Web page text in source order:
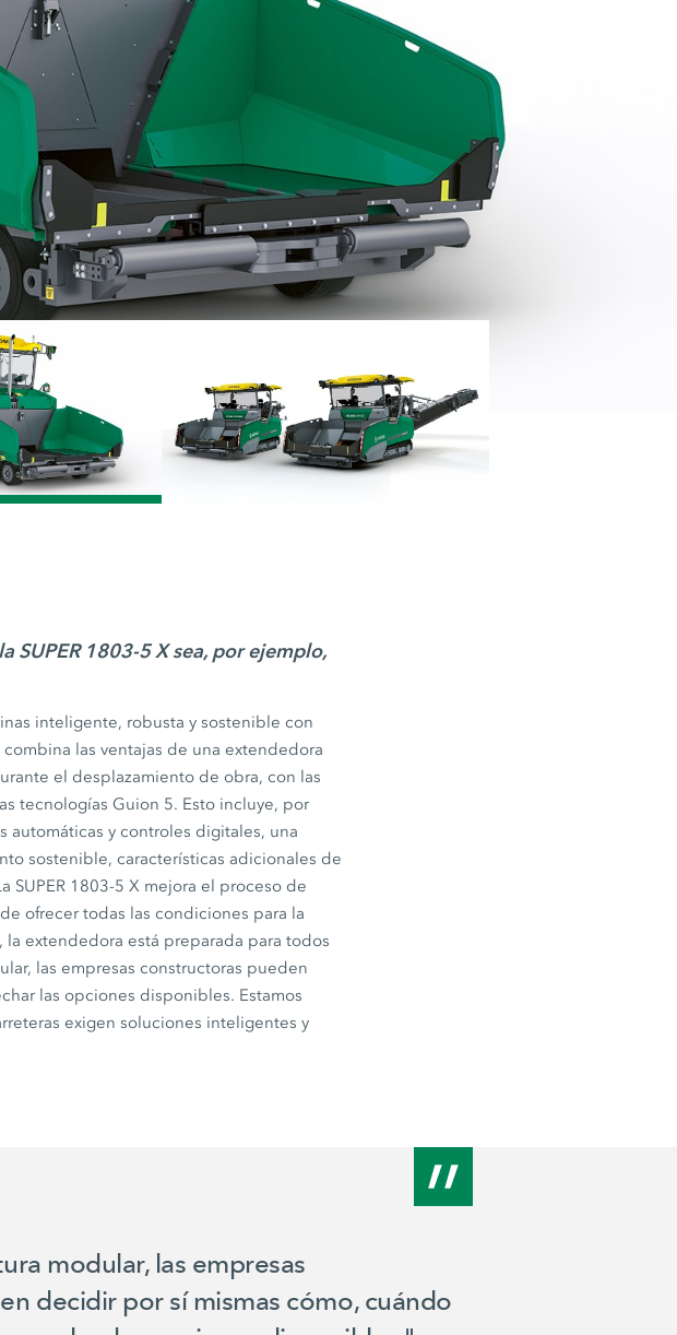
5 Standard y Offset:
nuevas extendedoras, Vögele
sus alimentadoras al nivel
SUPER 1803-5 Xsea, por ejemplo,
inteligente, robusta y sostenible con
combina las ventajas de una extendedora
el desplazamiento de obra, con las
tecnologíasGuion 5. Esto incluye, por
automáticas y controles digitales, una
sostenible, características adicionales de
SUPER 1803-5 X mejora el proceso de
ofrecer todas las condiciones para la
extendedora está preparada para todos
las empresas constructoras pueden
las opciones disponibles. Estamos
exigen soluciones inteligentes y
modular, las empresas
decidir por sí mismas cómo, cuándo